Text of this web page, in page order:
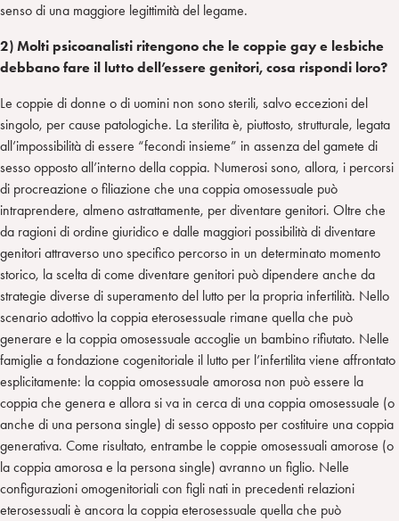
senso di una maggiore legittimità del legame.
2) Molti psicoanalisti ritengono che le coppie gay e lesbiche
debbano fare il lutto dell’essere genitori, cosa rispondi loro?
Le coppie di donne o di uomini non sono sterili, salvo eccezioni del
singolo, per cause patologiche. La sterilita è, piuttosto, strutturale, legata
all’impossibilità di essere “fecondi insieme” in assenza del gamete di
sesso opposto all’interno della coppia. Numerosi sono, allora, i percorsi
di procreazione o filiazione che una coppia omosessuale può
intraprendere, almeno astrattamente, per diventare genitori. Oltre che
da ragioni di ordine giuridico e dalle maggiori possibilità di diventare
genitori attraverso uno specifico percorso in un determinato momento
storico, la scelta di come diventare genitori può dipendere anche da
strategie diverse di superamento del lutto per la propria infertilità. Nello
scenario adottivo la coppia eterosessuale rimane quella che può
generare e la coppia omosessuale accoglie un bambino rifiutato. Nelle
famiglie a fondazione cogenitoriale il lutto per l’infertilita viene affrontato
esplicitamente: la coppia omosessuale amorosa non può essere la
coppia che genera e allora si va in cerca di una coppia omosessuale (o
anche di una persona single) di sesso opposto per costituire una coppia
generativa. Come risultato, entrambe le coppie omosessuali amorose (o
la coppia amorosa e la persona single) avranno un figlio. Nelle
configurazioni omogenitoriali con figli nati in precedenti relazioni
eterosessuali è ancora la coppia eterosessuale quella che può